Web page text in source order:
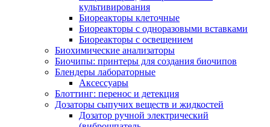
культивирования
Биореакторы клеточные
Биореакторы с одноразовыми вставками
Биореакторы с освещением
Биохимические анализаторы
Биочипы: принтеры для создания биочипов
Блендеры лабораторные
Аксессуары
Блоттинг: перенос и детекция
Дозаторы сыпучих веществ и жидкостей
Дозатор ручной электрический